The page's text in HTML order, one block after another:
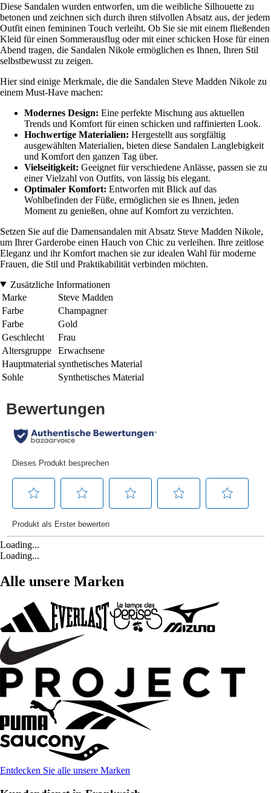
Diese Sandalen wurden entworfen, um die weibliche Silhouette zu
betonen und zeichnen sich durch ihren stilvollen Absatz aus, der jedem
Outfit einen femininen Touch verleiht. Ob Sie sie mit einem fließenden
Kleid für einen Sommerausflug oder mit einer schicken Hose für einen
Abend tragen, die Sandalen Nikole ermöglichen es Ihnen, Ihren Stil
selbstbewusst zu zeigen.
Hier sind einige Merkmale, die die Sandalen Steve Madden Nikole zu
einem Must-Have machen:
Modernes Design: Eine perfekte Mischung aus aktuellen
Trends und Komfort für einen schicken und raffinierten Look.
Hochwertige Materialien: Hergestellt aus sorgfältig
ausgewählten Materialien, bieten diese Sandalen Langlebigkeit
und Komfort den ganzen Tag über.
Vielseitigkeit: Geeignet für verschiedene Anlässe, passen sie zu
einer Vielzahl von Outfits, von lässig bis elegant.
Optimaler Komfort: Entworfen mit Blick auf das
Wohlbefinden der Füße, ermöglichen sie es Ihnen, jeden
Moment zu genießen, ohne auf Komfort zu verzichten.
Setzen Sie auf die Damensandalen mit Absatz Steve Madden Nikole,
um Ihrer Garderobe einen Hauch von Chic zu verleihen. Ihre zeitlose
Eleganz und ihr Komfort machen sie zur idealen Wahl für moderne
Frauen, die Stil und Praktikabilität verbinden möchten.
Zusätzliche Informationen
Marke
Steve Madden
Farbe
Champagner
Farbe
Gold
Geschlecht
Frau
Altersgruppe
Erwachsene
Hauptmaterial synthetisches Material
Sohle
Synthetisches Material
Loading...
Loading...
Alle unsere Marken
Entdecken Sie alle unsere Marken